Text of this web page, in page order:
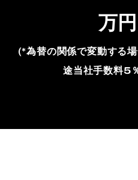
万
(*為替の関係で変動する
途当社手数料5